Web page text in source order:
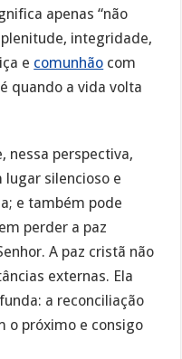
apenas “não
integridade,
e comunhão com
quando a vida volta
nessa perspectiva,
lugar silencioso e
e também pode
perder a paz
A paz cristã não
externas. Ela
a reconciliação
o próximo e consigo